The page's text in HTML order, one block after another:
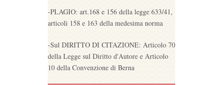
-PLAGIO: art.168 e 156 della legge 633/41,
articoli 158 e 163 della medesima norma
-Sul DIRITTO DI CITAZIONE: Articolo 70
della Legge sul Diritto d'Autore e Articolo
10 della Convenzione di Berna